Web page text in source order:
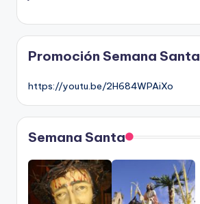
Promoción Semana Santa
https://youtu.be/2H684WPAiXo
Semana Santa